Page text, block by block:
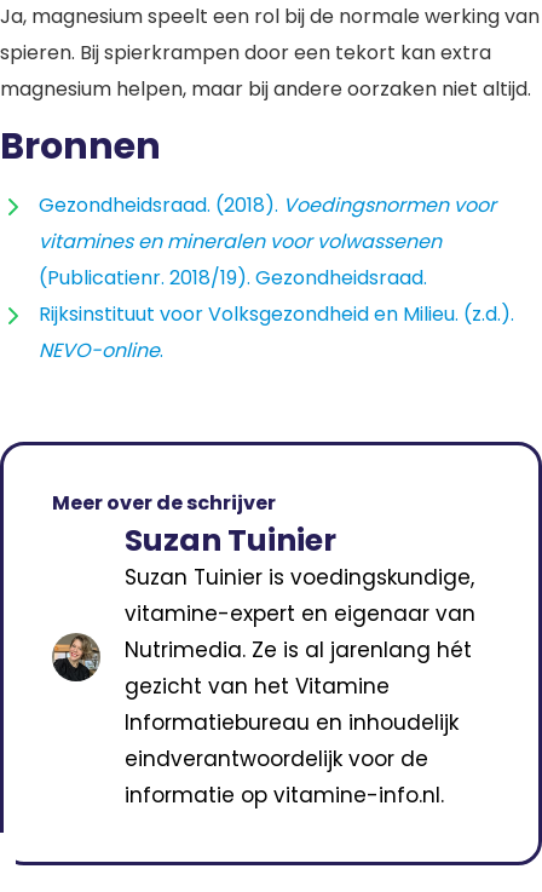
Ja, magnesium speelt een rol bij de normale werking van
spieren. Bij spierkrampen door een tekort kan extra
magnesium helpen, maar bij andere oorzaken niet altijd.
Bronnen
Gezondheidsraad. (2018). Voedingsnormen voor
vitamines en mineralen voor volwassenen
(Publicatienr. 2018/19). Gezondheidsraad.
Rijksinstituut voor Volksgezondheid en Milieu. (z.d.).
NEVO-online.
Meer over de schrijver
Suzan Tuinier
Suzan Tuinier is voedingskundige,
vitamine-expert en eigenaar van
Nutrimedia. Ze is al jarenlang hét
gezicht van het Vitamine
Informatiebureau en inhoudelijk
eindverantwoordelijk voor de
informatie op vitamine-info.nl.